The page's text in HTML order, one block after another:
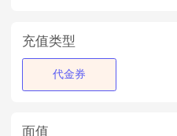
充值类型
代金券
面值